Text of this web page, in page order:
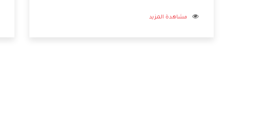
أعلى المواصفات ويتم صناعته بدقة وكفاءة عالية ليكون
مشاهدة المزيد